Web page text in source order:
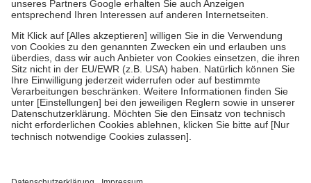
Um das Engagement der Versicherten für ihre eigene Gesundheit zu
stärken und die besondere Stellung der Familie zu unterstützen,
fallenkeine Zuzahlungenan bei:
• Kindern und Jugendlichen bis zum vollendeten 18. Lebensjahr
mit Ausnahme der Fahrkosten
• Untersuchungen zur Vorsorge und Früherkennung, die von der
GKV getragen werden
• empfohlenen Schutzimpfungen
• Harn- und Blutteststreifen
getroffen, um sicherzustellen, dass es sich um echte Bewertungen